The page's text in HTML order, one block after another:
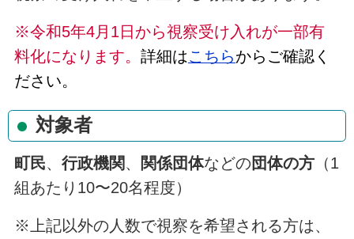
※令和5年4月1日から視察受け入れが一部有
料化になります。 詳細はこちらからご確認く
ださい。
対象者
町民、 行政機関、 関係団体などの 団体の方（1
組あたり10〜20名程度）
※上記以外の人数で視察を希望される方は、